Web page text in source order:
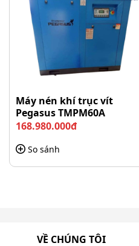
đầu nén khí Puma PX20300
tiếp cận các bộ phận giúp
Máy nén khí trục vít
Pegasus TMPM60A
168.980.000đ
So sánh
VỀ CHÚNG TÔI